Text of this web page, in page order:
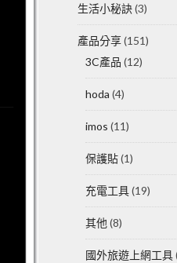
生活小秘訣(3)
產品分享(151)
3C產品 (12)
hoda (4)
imos (11)
保護貼(1)
充電工具(19)
其他 (8)
國外旅遊上網工具